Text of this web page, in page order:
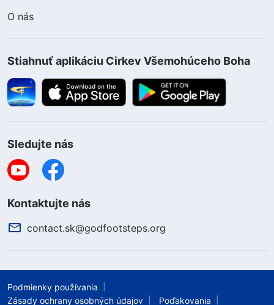
O nás
Stiahnuť aplikáciu Cirkev Všemohúceho Boha
Sledujte nás
Kontaktujte nás
contact.sk@godfootsteps.org
Podmienky používania
Zásady ochrany osobných údajov
Poďakovania